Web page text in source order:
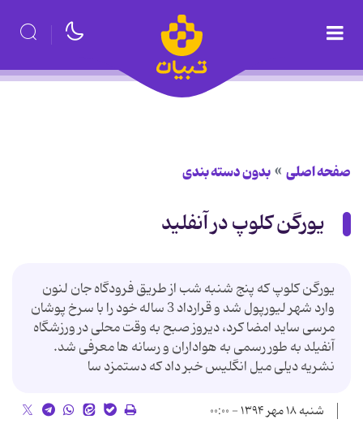
صفحه اصلی بدون دسته بندی
یورگن کلوپ در آنفلید
یورگن کلوپ که پنج شنبه شب از طریق فرودگاه جان لنون
وارد شهر لیورپول شد و قرارداد 3 ساله خود را با سرخ پوشان
مرسی ساید امضا کرد، دیروز صبح به وقت محلی در ورزشگاه
آنفیلد به طور رسمی به هواداران و رسانه ها معرفی شد.
نشریه دیلی میل انگلیس خبر داد که دستمزد سا
شنبه ۱۸ مهر ۱۳۹۴ - ۰۰:۰۰